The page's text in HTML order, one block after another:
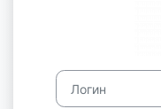
Логин